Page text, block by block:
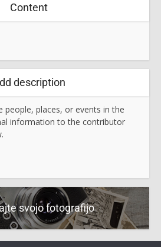
Content
description
people, places, or events in the
information to the contributor
svojo fotografijo